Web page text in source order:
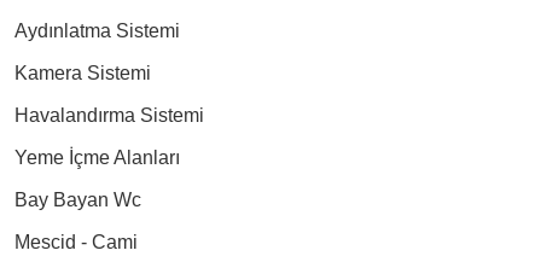
Aydınlatma Sistemi
Kamera Sistemi
Havalandırma Sistemi
Yeme İçme Alanları
Bay Bayan Wc
Mescid - Cami